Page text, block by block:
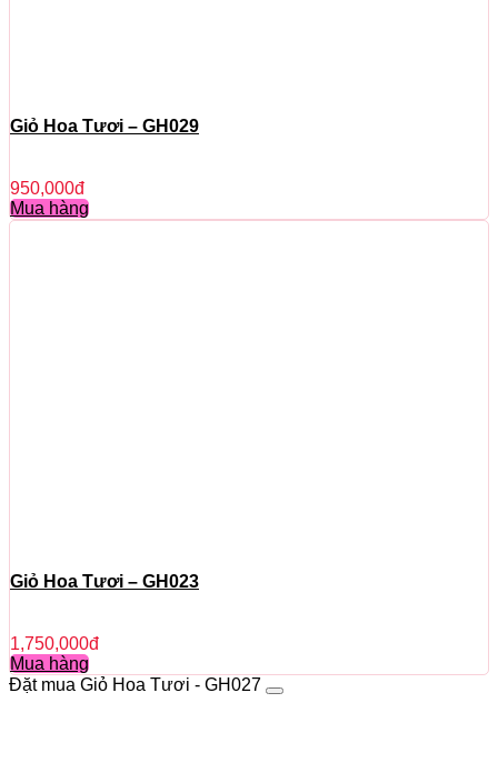
Giỏ Hoa Tươi – GH029
950,000đ
Mua hàng
Giỏ Hoa Tươi – GH023
1,750,000đ
Mua hàng
Đặt mua Giỏ Hoa Tươi - GH027